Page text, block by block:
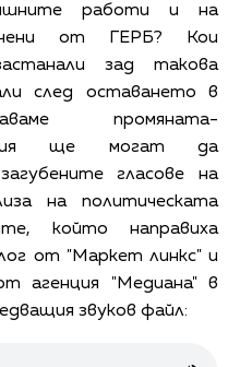
работи и на
от ГЕРБ? Кои
зад такова
след оставането в
промяната-
ще могат да
гласове на
на политическата
който направиха
от "Маркет линкс" и
агенция "Медиана" в
звуков файл: